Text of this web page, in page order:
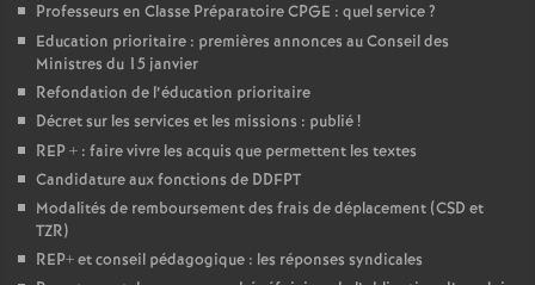
Professeurs en Classe Préparatoire CPGE : quel service?
Education prioritaire : premières annonces au Conseil des
Ministres du 15 janvier
Refondation de l’éducation prioritaire
Décret sur les services et les missions : publié!
REP + : faire vivre les acquis que permettent les textes
Candidature aux fonctions de DDFPT
Modalités de remboursement des frais de déplacement (CSD et
TZR)
REP+ et conseil pédagogique : les réponses syndicales